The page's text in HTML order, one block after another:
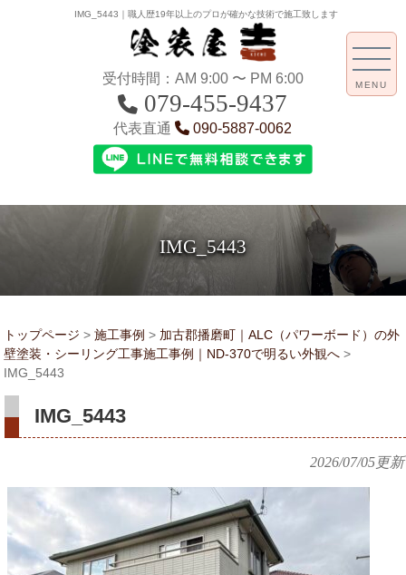
IMG_5443｜職人歴19年以上のプロが確かな技術で施工致します
受付時間：AM 9:00 〜 PM 6:00
079-455-9437
代表直通 090-5887-0062
IMG_5443
MENU
トップページ > 施工事例 > 加古郡播磨町｜ALC（パワーボード）の外
壁塗装・シーリング工事施工事例｜ND-370で明るい外観へ >
IMG_5443
IMG_5443
2026/07/05更新